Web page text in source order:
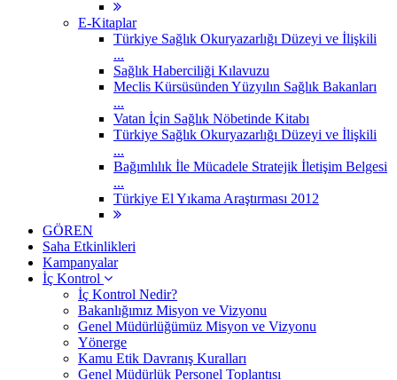
E-Kitaplar
Türkiye Sağlık Okuryazarlığı Düzeyi ve İlişkili
...
Sağlık Haberciliği Kılavuzu
Meclis Kürsüsünden Yüzyılın Sağlık Bakanları
...
Vatan İçin Sağlık Nöbetinde Kitabı
Türkiye Sağlık Okuryazarlığı Düzeyi ve İlişkili
...
Bağımlılık İle Mücadele Stratejik İletişim Belgesi
...
Türkiye El Yıkama Araştırması 2012
GÖREN
Saha Etkinlikleri
Kampanyalar
İç Kontrol
İç Kontrol Nedir?
Bakanlığımız Misyon ve Vizyonu
Genel Müdürlüğümüz Misyon ve Vizyonu
Yönerge
Kamu Etik Davranış Kuralları
Genel Müdürlük Personel Toplantısı